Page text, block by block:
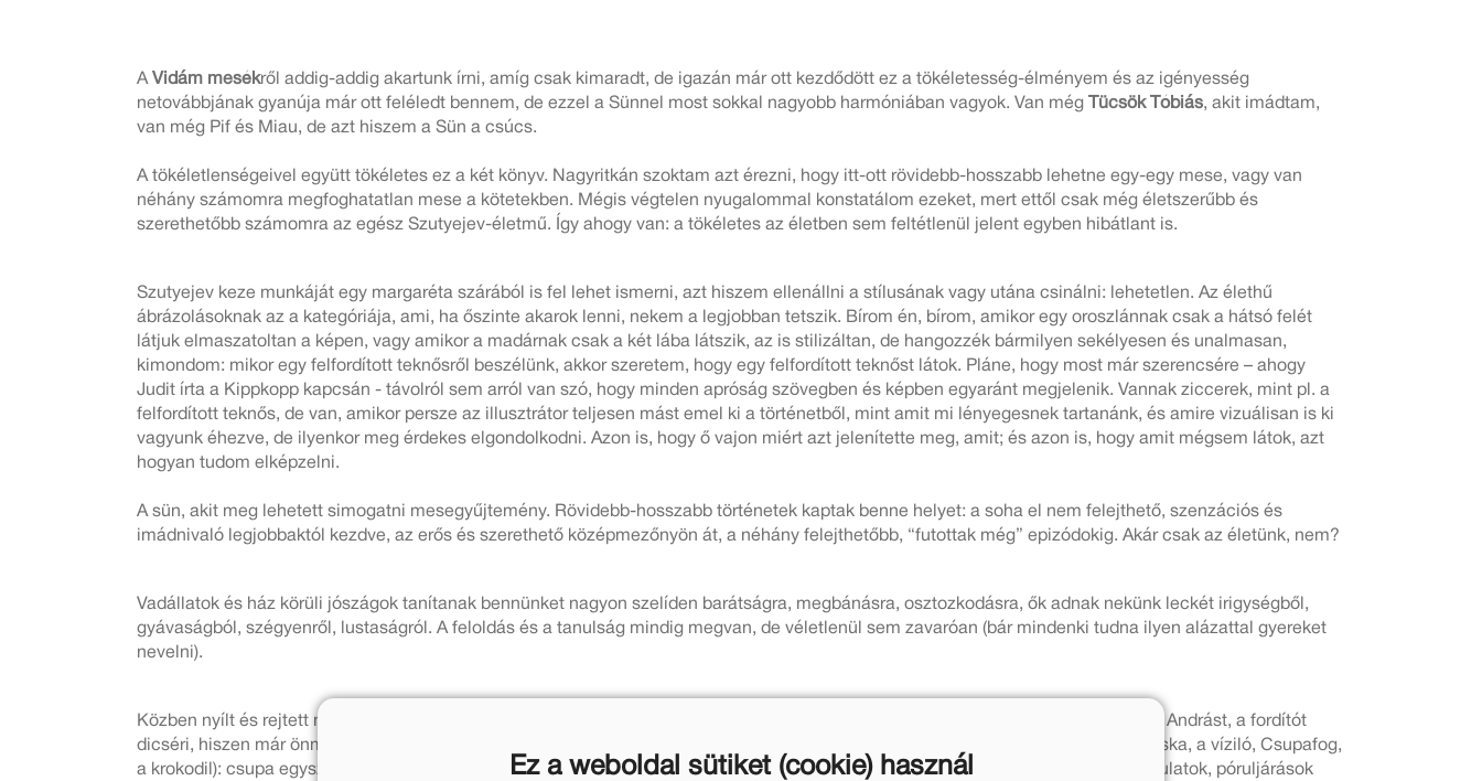
A Vidám mesékről addig-addig akartunk írni, amíg csak kimaradt, de igazán már ott kezdődött ez a tökéletesség-élményem és az igényesség
netovábbjának gyanúja már ott feléledt bennem, de ezzel a Sünnel most sokkal nagyobb harmóniában vagyok. Van még
Tücsök Tóbiás, akit imádtam,
van még Pif és Miau, de azt hiszem a Sün a csúcs.
A tökéletlenségeivel együtt tökéletes ez a két könyv. Nagyritkán szoktam azt érezni, hogy itt-ott rövidebb-hosszabb lehetne egy-egy mese, vagy van
néhány számomra megfoghatatlan mese a kötetekben. Mégis végtelen nyugalommal konstatálom ezeket, mert ettől csak még életszerűbb és
szerethetőbb számomra az egész Szutyejev-életmű. Így ahogy van: a tökéletes az életben sem feltétlenül jelent egyben hibátlant is.
Szutyejev keze munkáját egy margaréta szárából is fel lehet ismerni, azt hiszem ellenállni a stílusának vagy utána csinálni: lehetetlen. Az élethű
ábrázolásoknak az a kategóriája, ami, ha őszinte akarok lenni, nekem a legjobban tetszik. Bírom én, bírom, amikor egy oroszlánnak csak a hátsó felét
látjuk elmaszatoltan a képen, vagy amikor a madárnak csak a két lába látszik, az is stilizáltan, de hangozzék bármilyen sekélyesen és unalmasan,
kimondom: mikor egy felfordított teknősről beszélünk, akkor szeretem, hogy egy felfordított teknőst látok. Pláne, hogy most már szerencsére – ahogy
Judit írta a Kippkopp kapcsán - távolról sem arról van szó, hogy minden apróság szövegben és képben egyaránt megjelenik. Vannak ziccerek, mint pl. a
felfordított teknős, de van, amikor persze az illusztrátor teljesen mást emel ki a történetből, mint amit mi lényegesnek tartanánk, és amire vizuálisan is ki
vagyunk éhezve, de ilyenkor meg érdekes elgondolkodni. Azon is, hogy ő vajon miért azt jelenítette meg, amit; és azon is, hogy amit mégsem látok, azt
hogyan tudom elképzelni.
A sün, akit meg lehetett simogatni mesegyűjtemény. Rövidebb-hosszabb történetek kaptak benne helyet: a soha el nem felejthető, szenzációs és
imádnivaló legjobbaktól kezdve, az erős és szerethető középmezőnyön át, a néhány felejthetőbb, “futottak még” epizódokig. Akár csak az életünk, nem?
Vadállatok és ház körüli jószágok tanítanak bennünket nagyon szelíden barátságra, megbánásra, osztozkodásra, ők adnak nekünk leckét irigységből,
gyávaságból, szégyenről, lustaságról. A feloldás és a tanulság mindig megvan, de véletlenül sem zavaróan (bár mindenki tudna ilyen alázattal gyereket
nevelni).
Közben nyílt és rejtett módon minden mesében ott a humor, mint legnagyobb fegyver. A szavak szintjén ez nem utolsó sorban Réz Andrást, a fordítót
dicséri, hiszen már önmagában a szereplők neveit öröm ízlelgetni (Ejnye papagáj, Trikó, a zebra, Csíkoska, Lusz, az elefánt, Cipócska, a víziló, Csupafog,
a krokodil): csupa egyszerű, de nagyszerű találmány. A humor második szintje a történetek poénos, felszínes síkja: csattanók, fordulatok, póruljárások
Ez a weboldal sütiket (cookie) használ